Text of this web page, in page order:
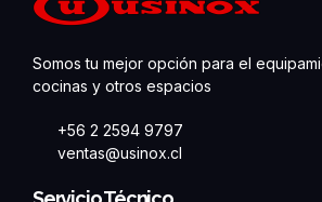
Somos tu mejor opción para el
cocinas y otros espacios
+56 2 2594 9797
ventas@usinox.cl